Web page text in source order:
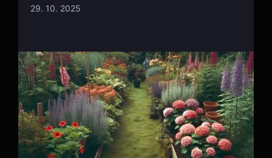
29. 10. 2025